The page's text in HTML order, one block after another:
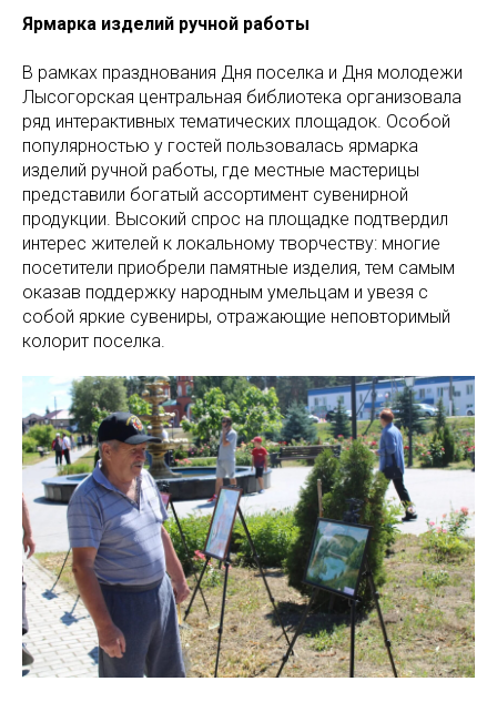
Ярмарка изделий ручной работы
В рамках празднования Дня поселка и Дня молодежи
Лысогорская центральная библиотека организовала
ряд интерактивных тематических площадок. Особой
популярностью у гостей пользовалась ярмарка
изделий ручной работы, где местные мастерицы
представили богатый ассортимент сувенирной
продукции. Высокий спрос на площадке подтвердил
интерес жителей к локальному творчеству: многие
посетители приобрели памятные изделия, тем самым
оказав поддержку народным умельцам и увезя с
собой яркие сувениры, отражающие неповторимый
колорит поселка.